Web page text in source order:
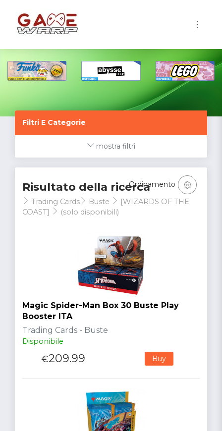
Filtri E Categorie
mostra filtri
Risultato della ricerca
Trading Cards Buste
[WIZARDS OF THE
COAST]
(solo disponibili)
Ordinamento
Magic Spider-Man Box 30 Buste Play
Booster ITA
Trading Cards - Buste
Disponibile
€209.99 Buy